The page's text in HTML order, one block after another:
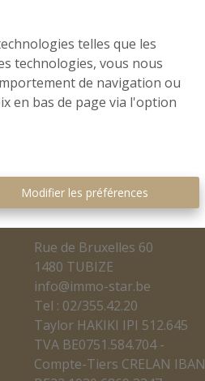
telles que les
technologies, vous nous
de navigation ou
en bas de page via l'option
Modifier les préférences
Rue de Bruxelles 60
1480 TUBIZE
info@immo-star.be
Tel : 02/355.42.20
Taylor HAKIKI IPI 512.645
TVA BE0751.584.704 -
Compte-Tiers CRELAN IBAN